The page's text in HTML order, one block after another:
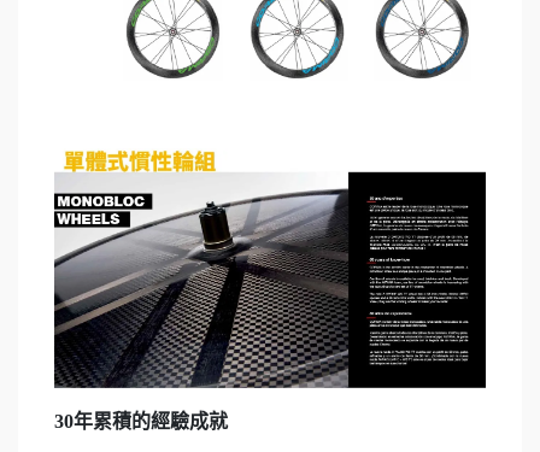
30年累積的經驗成就